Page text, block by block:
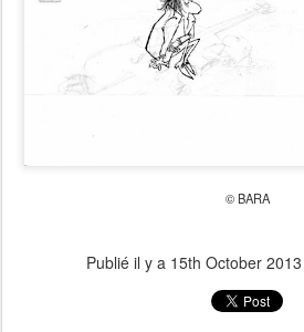
© BARA
Publié il y a 15th October 2013